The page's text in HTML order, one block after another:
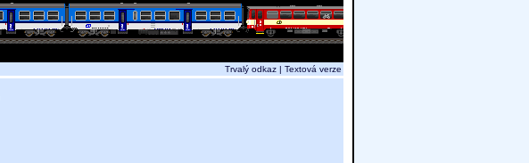
Trvalý odkaz | Textová verze